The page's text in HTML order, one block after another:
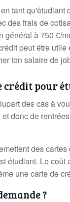
tant qu'étudiant
des frais de
général à 750 €/
peut être
ton salaire de
crédit pour
des cas à
donc de
des
étudiant. Le
une carte de
?